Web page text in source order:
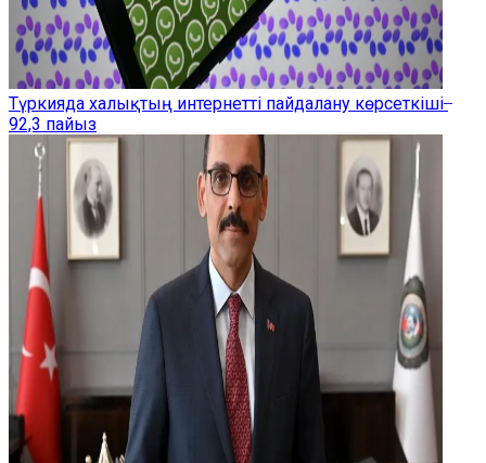
Түркияда халықтың интернетті пайдалану көрсеткіші ̶
92,3 пайыз